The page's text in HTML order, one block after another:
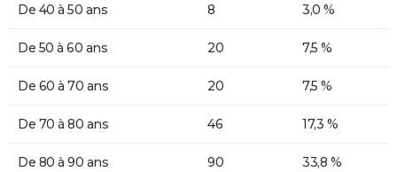
De 40 à 50 ans 8 3,0 %
De 50 à 60 ans 20 7,5 %
De 60 à 70 ans 20 7,5 %
De 70 à 80 ans 46 17,3 %
De 80 à 90 ans 90 33,8 %